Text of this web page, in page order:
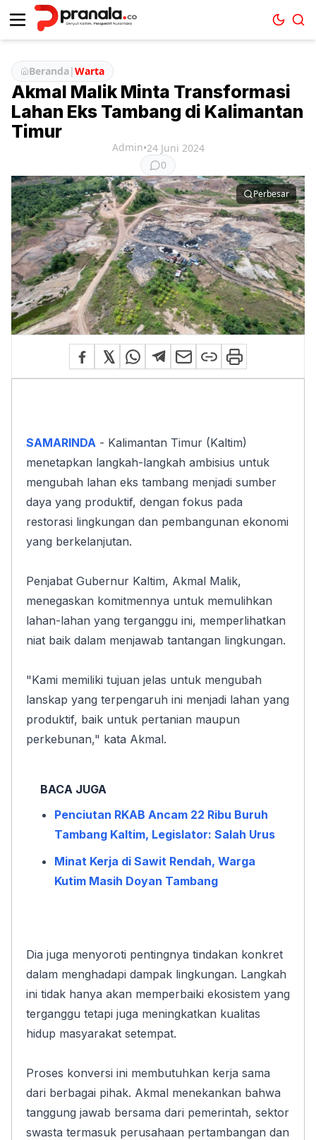
Beranda|Warta
Akmal Malik Minta Transformasi
Lahan Eks Tambang di Kalimantan
Timur
Admin•24 Juni 2024
0
Perbesar
SAMARINDA - Kalimantan Timur (Kaltim)
menetapkan langkah-langkah ambisius untuk
mengubah lahan eks tambang menjadi sumber
daya yang produktif, dengan fokus pada
restorasi lingkungan dan pembangunan ekonomi
yang berkelanjutan.
Penjabat Gubernur Kaltim, Akmal Malik,
menegaskan komitmennya untuk memulihkan
lahan-lahan yang terganggu ini, memperlihatkan
niat baik dalam menjawab tantangan lingkungan.
"Kami memiliki tujuan jelas untuk mengubah
lanskap yang terpengaruh ini menjadi lahan yang
produktif, baik untuk pertanian maupun
perkebunan," kata Akmal.
BACA JUGA
Penciutan RKAB Ancam 22 Ribu Buruh
Tambang Kaltim, Legislator: Salah Urus
Minat Kerja di Sawit Rendah, Warga
Kutim Masih Doyan Tambang
Dia juga menyoroti pentingnya tindakan konkret
dalam menghadapi dampak lingkungan. Langkah
ini tidak hanya akan memperbaiki ekosistem yang
terganggu tetapi juga meningkatkan kualitas
hidup masyarakat setempat.
Proses konversi ini membutuhkan kerja sama
dari berbagai pihak. Akmal menekankan bahwa
tanggung jawab bersama dari pemerintah, sektor
swasta termasuk perusahaan pertambangan dan